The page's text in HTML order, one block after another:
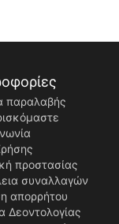
παραλαβής
προστασίας
συναλλαγών
απορρήτου
Δεοντολογίας